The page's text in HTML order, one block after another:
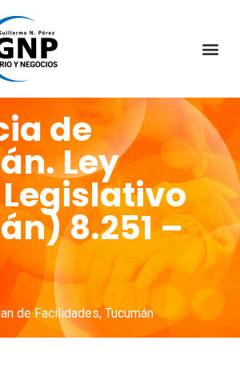
de
Ley
8.251 –
de Facilidades, Tucumán